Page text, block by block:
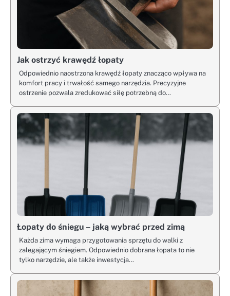
Jak ostrzyć krawędź łopaty
Odpowiednio naostrzona krawędź łopaty znacząco wpływa na
komfort pracy i trwałość samego narzędzia. Precyzyjne
ostrzenie pozwala zredukować siłę potrzebną do…
Łopaty do śniegu – jaką wybrać przed zimą
Każda zima wymaga przygotowania sprzętu do walki z
zalegającym śniegiem. Odpowiednio dobrana łopata to nie
tylko narzędzie, ale także inwestycja…